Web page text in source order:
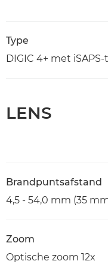
Type
DIGIC 4+ met
LENS
Brandpuntsafstand
4,5 - 54,0 mm (35
Zoom
Optische zoom 12x